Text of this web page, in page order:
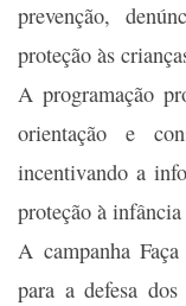
prevenção,
proteção às
A programação
orientação e
incentivando a
proteção à
A campanha
para a defesa